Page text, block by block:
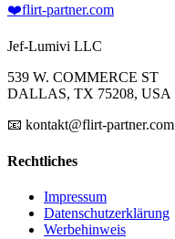
❤️flirt-partner.com
Jef-Lumivi LLC
539 W. COMMERCE ST
DALLAS, TX 75208, USA
📧 kontakt@flirt-partner.com
Rechtliches
Impressum
Datenschutzerklärung
Werbehinweis